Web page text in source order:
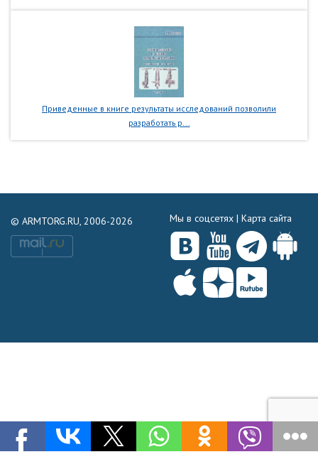
Приведенные в книге результаты исследований позволили
разработать р...
© ARMTORG.RU, 2006-2026 Мы в соцсетях | Карта сайта